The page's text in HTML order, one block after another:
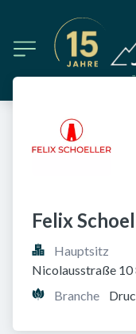
Felix
Hauptsitz
Nicolausstraße 10
Branche